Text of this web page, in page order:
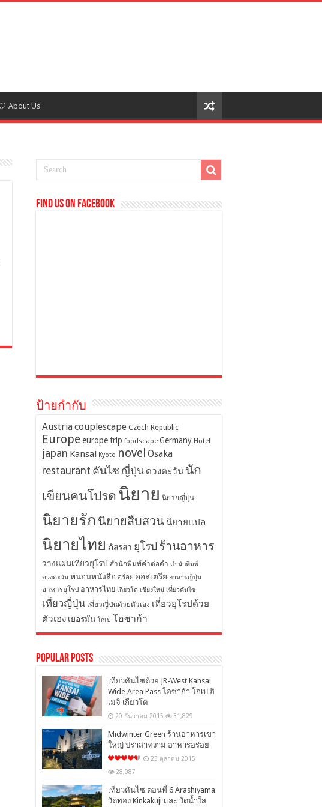
About Us
Find us on Facebook
ป้ายกำกับ
Austriacouplescape Czech Republic
Europe europe trip foodscape Germany Hotel
japan Kansai Kyoto novel Osaka
restaurant คันไซ ญี่ปุ่น ดวงตะวัน นัก
เขียนคนโปรด นิยาย นิยายญี่ปุ่น
นิยายรัก นิยายสืบสวน นิยายแปล
นิยายไทย ภัสรสา ยุโรป ร้านอาหาร
วางแผนเที่ยวยุโรป สำนักพิมพ์คำต่อคำ สำนักพิมพ์
ดวงตะวัน หนอนหนังสือ อร่อย ออสเตรีย อาหารญี่ปุ่น
อาหารยุโรป อาหารไทย เกียวโต เชียงใหม่ เที่ยวคันไซ
เที่ยวญี่ปุ่น เที่ยวญี่ปุ่นด้วยตัวเอง เที่ยวยุโรปด้วย
ตัวเอง เยอรมัน โกเบ โอซาก้า
Popular Posts
เที่ยวคันไซด้วย JR-West Kansai
Wide Area Pass โอซาก้า โกเบ ฮิ
เมจิ เกียวโต
20 ธันวาคม 2015 31,829
Midwinter Green ร้านอาหารเขา
ใหญ่ ปราสาทงาม อาหารอร่อย
23 ตุลาคม 2015
28,087
เที่ยวคันไซ ตอนที่ 6 Arashiyama
วัดทอง Kinkakuji และ วัดน้ำใส